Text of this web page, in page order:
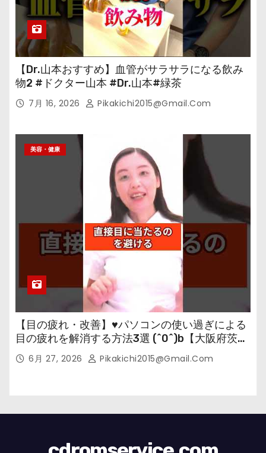
【Dr.山本おすすめ】血管がサラサラになる飲み
物2 #ドクター山本 #Dr.山本#緑茶
7月 16, 2026 Pikakichi2015@gmail.com
美容・健康
【目の疲れ・改善】♥パソコンの使い過ぎによる
目の疲れを解消する方法3選 (^0^)b【大阪府茨木
市の女性・美容鍼灸・整体師が教えます。】
6月 27, 2026 Pikakichi2015@gmail.com